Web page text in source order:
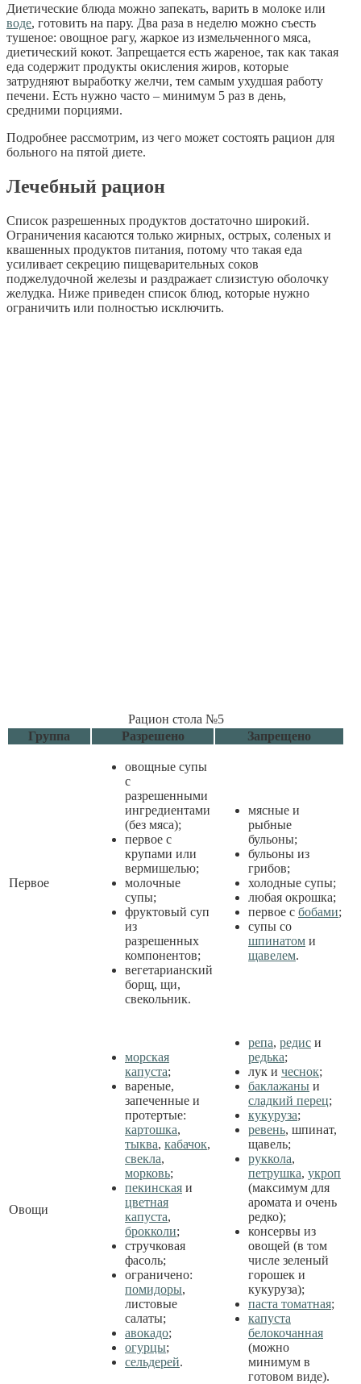
Диетические блюда можно запекать, варить в молоке или
воде, готовить на пару. Два раза в неделю можно съесть
тушеное: овощное рагу, жаркое из измельченного мяса,
диетический кокот. Запрещается есть жареное, так как такая
еда содержит продукты окисления жиров, которые
затрудняют выработку желчи, тем самым ухудшая работу
печени. Есть нужно часто – минимум 5 раз в день,
средними порциями.
Подробнее рассмотрим, из чего может состоять рацион для
больного на пятой диете.
Лечебный рацион
Список разрешенных продуктов достаточно широкий.
Ограничения касаются только жирных, острых, соленых и
квашенных продуктов питания, потому что такая еда
усиливает секрецию пищеварительных соков
поджелудочной железы и раздражает слизистую оболочку
желудка. Ниже приведен список блюд, которые нужно
ограничить или полностью исключить.
Рацион стола №5
Группа
Разрешено Запрещено
Первое
овощные супы
с
разрешенными
ингредиентами
(без мяса);
первое с
крупами или
вермишелью;
молочные
супы;
фруктовый суп
из
разрешенных
компонентов;
вегетарианский
борщ, щи,
свекольник.
мясные и
рыбные
бульоны;
бульоны из
грибов;
холодные супы;
любая окрошка;
первое с бобами;
супы со
шпинатом и
щавелем.
Овощи
морская
капуста;
вареные,
запеченные и
протертые:
картошка,
тыква, кабачок,
свекла,
морковь;
пекинская и
цветная
капуста,
брокколи;
стручковая
фасоль;
ограничено:
помидоры,
листовые
салаты;
авокадо;
огурцы;
сельдерей.
репа, редис и
редька;
лук и чеснок;
баклажаны и
сладкий перец;
кукуруза;
ревень, шпинат,
щавель;
руккола,
петрушка, укроп
(максимум для
аромата и очень
редко);
консервы из
овощей (в том
числе зеленый
горошек и
кукуруза);
паста томатная;
капуста
белокочанная
(можно
минимум в
готовом виде).